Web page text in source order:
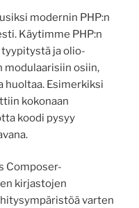
modernin PHP:n
Käytimme PHP:n
ja olio-
modulaarisiin osiin,
huoltaa. Esimerkiksi
kokonaan
koodi pysyy
Composer-
kirjastojen
varten